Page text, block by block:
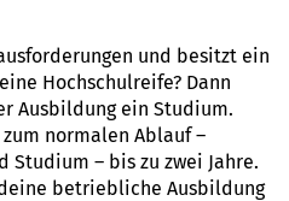
und besitzt ein
Hochschulreife? Dann
Ausbildung ein Studium.
normalen Ablauf –
Studium – bis zu zwei Jahre.
betriebliche Ausbildung